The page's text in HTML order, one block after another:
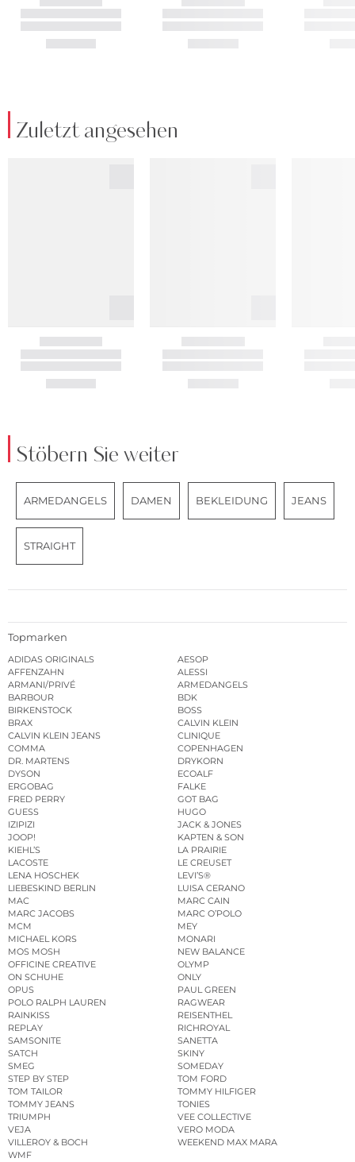
Zuletzt angesehen
Stöbern Sie weiter
ARMEDANGELS DAMEN BEKLEIDUNG JEANS
STRAIGHT
Topmarken
ADIDAS ORIGINALS
AESOP
AFFENZAHN
ALESSI
ARMANI/PRIVÉ
ARMEDANGELS
BARBOUR
BDK
BIRKENSTOCK
BOSS
BRAX
CALVIN KLEIN
CALVIN KLEIN JEANS
CLINIQUE
COMMA
COPENHAGEN
DR. MARTENS
DRYKORN
DYSON
ECOALF
ERGOBAG
FALKE
FRED PERRY
GOT BAG
GUESS
HUGO
IZIPIZI
JACK & JONES
JOOP!
KAPTEN & SON
KIEHL’S
LA PRAIRIE
LACOSTE
LE CREUSET
LENA HOSCHEK
LEVI’S®
LIEBESKIND BERLIN
LUISA CERANO
MAC
MARC CAIN
MARC JACOBS
MARC O’POLO
MCM
MEY
MICHAEL KORS
MONARI
MOS MOSH
NEW BALANCE
OFFICINE CREATIVE
OLYMP
ON SCHUHE
ONLY
OPUS
PAUL GREEN
POLO RALPH LAUREN
RAGWEAR
RAINKISS
REISENTHEL
REPLAY
RICHROYAL
SAMSONITE
SANETTA
SATCH
SKINY
SMEG
SOMEDAY
STEP BY STEP
TOM FORD
TOM TAILOR
TOMMY HILFIGER
TOMMY JEANS
TONIES
TRIUMPH
VEE COLLECTIVE
VEJA
VERO MODA
VILLEROY & BOCH
WEEKEND MAX MARA
WMF